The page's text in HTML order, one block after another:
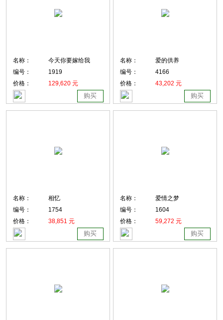
名称：
今天你要嫁给我
编号：
1919
价格：
129,620 元
购买
名称：
爱的供养
编号：
4166
价格：
43,202 元
购买
名称：
相忆
编号：
1754
价格：
38,851 元
购买
名称：
爱情之梦
编号：
1604
价格：
59,272 元
购买